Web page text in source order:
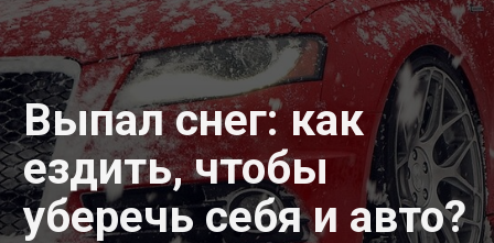
Читать
ездить, чтобы
уберечь себя и авто?